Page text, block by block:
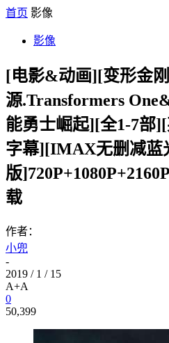
首页 影像
影像
[电影&动画][变形金
源.Transformers
能勇士崛起][全1-7部
字幕][IMAX无删减蓝
版
载
作者：
小兜
-
2019 / 1 / 15
A+A
0
50,399